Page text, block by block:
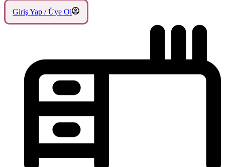
Giriş Yap / Üye Ol